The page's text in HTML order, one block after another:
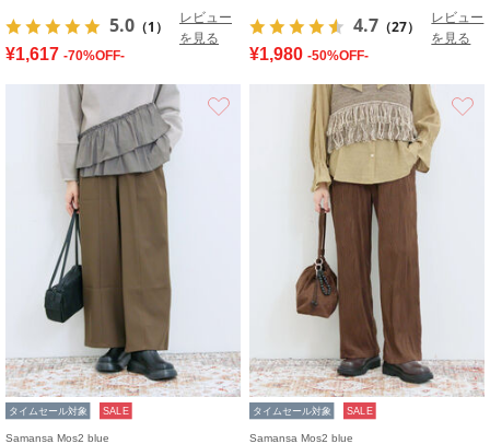
5.0 （1）
レビュー
を見る
¥1,617 -70%OFF-
4.7 （27）
レビュー
を見る
¥1,980 -50%OFF-
タイムセール対象 SALE
Samansa Mos2 blue
タイムセール対象 SALE
Samansa Mos2 blue